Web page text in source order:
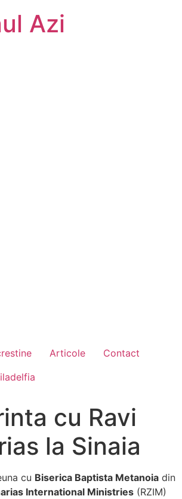
Azi
Articole
Contact
cu Ravi
la Sinaia
cu Biserica Baptista Metanoia din
International Ministries (RZIM)